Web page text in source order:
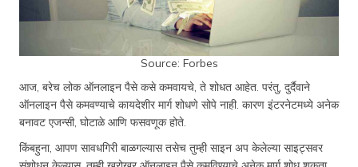
Source: Forbes
आज, बरेच लोक ऑनलाइन पैसे कसे कमवायचे, ते शोधत आहेत. परंतु, दुर्दैवाने
ऑनलाइन पैसे कमवण्याचे कायदेशीर मार्ग शोधणे सोपे नाही. कारण इंटरनेटमध्ये अनेक
बनावट एजन्सी, घोटाळे आणि फसवणूक होते.
किंबहुना, आपण सावधगिरी बाळगल्यास तसेच तुम्ही साइन अप केलेल्या साइट्सवर